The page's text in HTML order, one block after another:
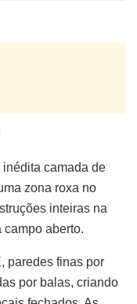
camada de
zona roxa no
inteiras na
campo aberto.
paredes finas por
por balas, criando